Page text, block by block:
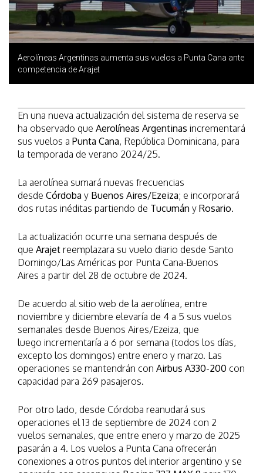
Aerolíneas Argentinas aumenta sus vuelos a Punta Cana ante
competencia de Arajet
En una nueva actualización del sistema de reserva se
ha observado que Aerolíneas Argentinas incrementará
sus vuelos a Punta Cana, República Dominicana, para
la temporada de verano 2024/25.
La aerolínea sumará nuevas frecuencias
desde Córdoba y Buenos Aires/Ezeiza; e incorporará
dos rutas inéditas partiendo de Tucumán y Rosario.
La actualización ocurre una semana después de
que Arajet reemplazara su vuelo diario desde Santo
Domingo/Las Américas por Punta Cana-Buenos
Aires a partir del 28 de octubre de 2024.
De acuerdo al sitio web de la aerolínea, entre
noviembre y diciembre elevaría de 4 a 5 sus vuelos
semanales desde Buenos Aires/Ezeiza, que
luego incrementaría a 6 por semana (todos los días,
excepto los domingos) entre enero y marzo. Las
operaciones se mantendrán con Airbus A330-200 con
capacidad para 269 pasajeros.
Por otro lado, desde Córdoba reanudará sus
operaciones el 13 de septiembre de 2024 con 2
vuelos semanales, que entre enero y marzo de 2025
pasarán a 4. Los vuelos a Punta Cana ofrecerán
conexiones a otros puntos del interior argentino y se